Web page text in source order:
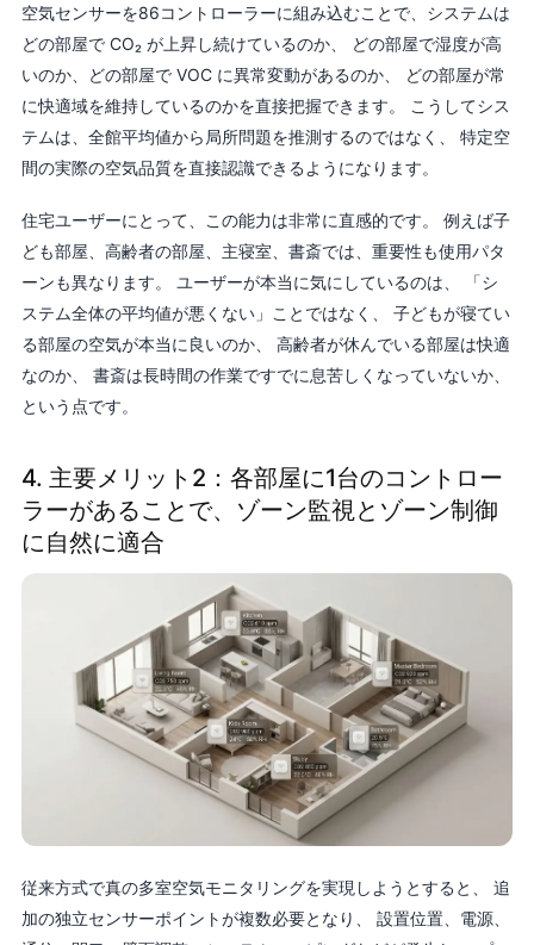
空気センサーを86コントローラーに組み込むことで、システムは
どの部屋で CO₂ が上昇し続けているのか、 どの部屋で湿度が高
いのか、どの部屋で VOC に異常変動があるのか、 どの部屋が常
に快適域を維持しているのかを直接把握できます。 こうしてシス
テムは、全館平均値から局所問題を推測するのではなく、 特定空
間の実際の空気品質を直接認識できるようになります。
住宅ユーザーにとって、この能力は非常に直感的です。 例えば子
ども部屋、高齢者の部屋、主寝室、書斎では、重要性も使用パタ
ーンも異なります。 ユーザーが本当に気にしているのは、 「シ
ステム全体の平均値が悪くない」ことではなく、 子どもが寝てい
る部屋の空気が本当に良いのか、 高齢者が休んでいる部屋は快適
なのか、 書斎は長時間の作業ですでに息苦しくなっていないか、
という点です。
4. 主要メリット2：各部屋に1台のコントロー
ラーがあることで、ゾーン監視とゾーン制御
に自然に適合
従来方式で真の多室空気モニタリングを実現しようとすると、 追
加の独立センサーポイントが複数必要となり、 設置位置、電源、